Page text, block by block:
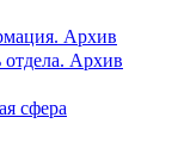
Архив
отдела. Архив
сфера